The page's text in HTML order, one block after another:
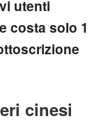
utenti
costa solo 1
cinesi